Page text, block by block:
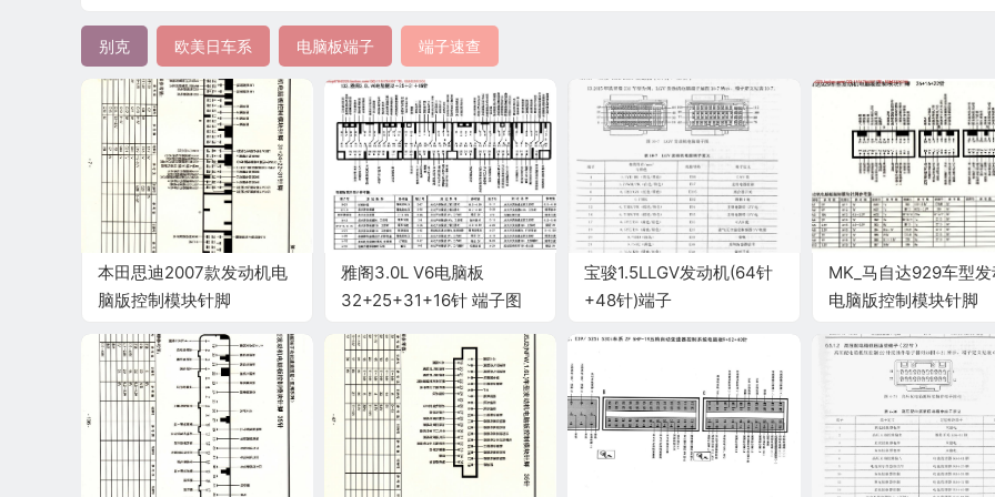
别克 欧美日车系 电脑板端子 端子速查
本田思迪2007款发动机电
脑版控制模块针脚
雅阁3.0L V6电脑板
32+25+31+16针 端子图
宝骏1.5LLGV发动机(64针
+48针)端子
MK_马自达929车型
电脑版控制模块针脚